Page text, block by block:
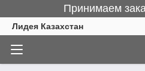
Принимаем
Лидея Казахстан